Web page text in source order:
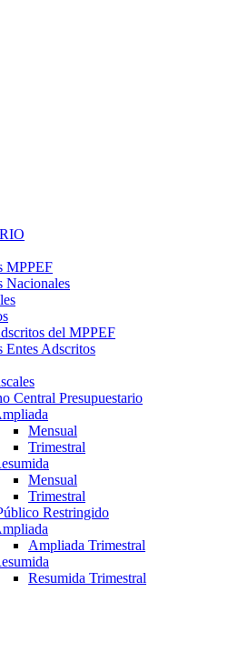
MPPEF
Nacionales
del MPPEF
Entes Adscritos
Central Presupuestario
Mensual
Trimestral
Mensual
Trimestral
Restringido
Ampliada Trimestral
Resumida Trimestral